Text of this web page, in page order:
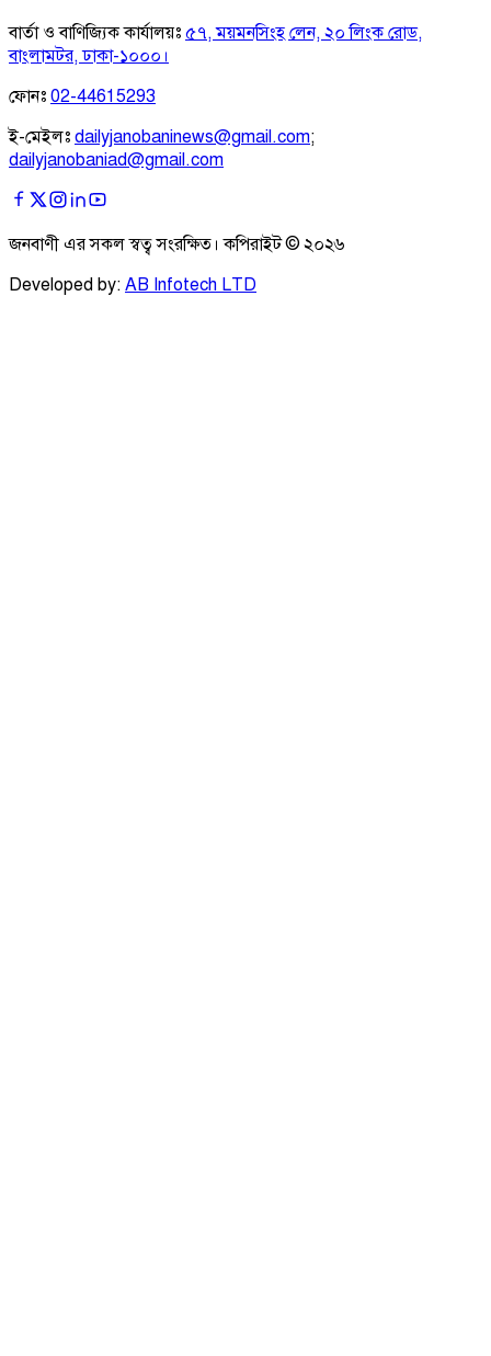
বার্তা ও বাণিজ্যিক কার্যালয়ঃ ৫৭, ময়মনসিংহ লেন, ২০ লিংক রোড,
বাংলামটর, ঢাকা-১০০০।
ফোনঃ 02-44615293
ই-মেইলঃ dailyjanobaninews@gmail.com;
dailyjanobaniad@gmail.com
জনবাণী এর সকল স্বত্ব সংরক্ষিত। কপিরাইট © ২০২৬
Developed by: AB Infotech LTD